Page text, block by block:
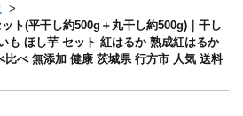
ト(平干し約500g＋丸干し約500g)｜干し
も ほし芋 セット 紅はるか 熟成紅はるか
比べ 無添加 健康 茨城県 行方市 人気 送料